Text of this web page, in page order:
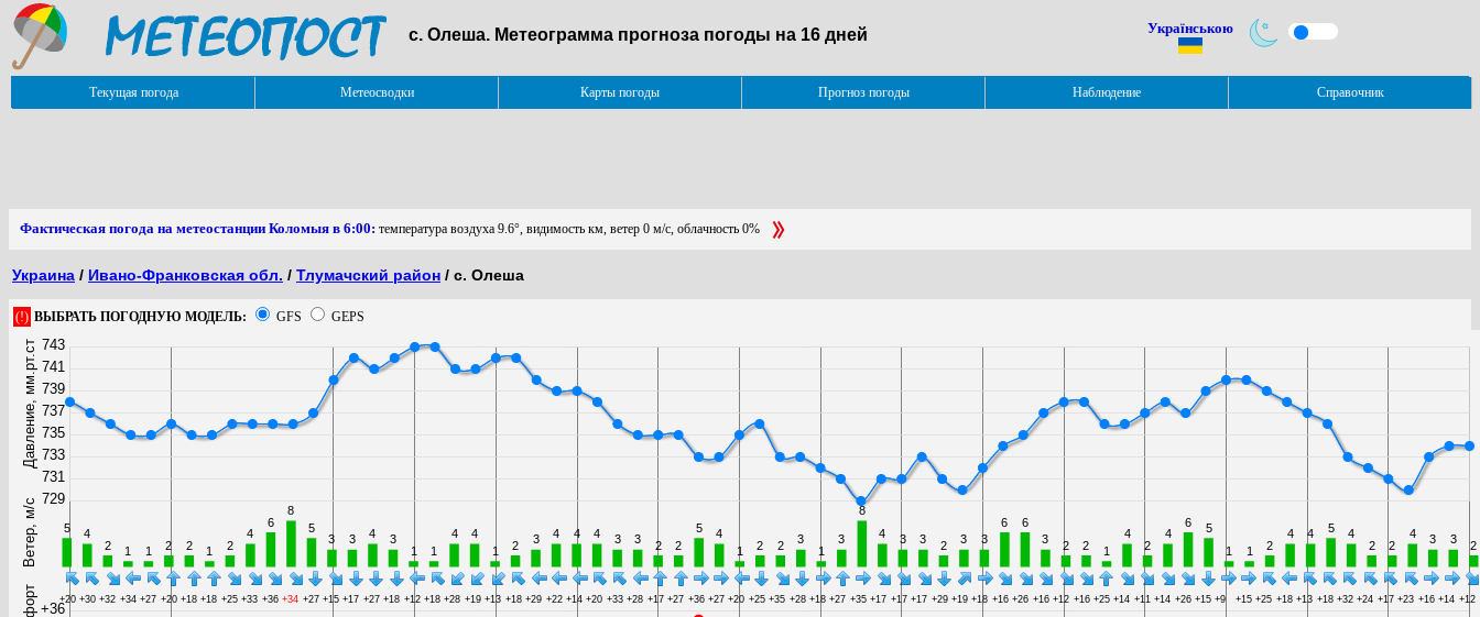
с. Олеша. Метеограмма прогноза погоды на 16 дней Українською
Текущая погода Метеосводки Карты погоды Прогноз погоды Наблюдение Справочник
Фактическая погода на метеостанции Коломыя в 6:00: температура воздуха 9.6°, видимость км, ветер 0 м/с, облачность 0%
Украина / Ивано-Франковская обл. / Тлумачский район / с. Олеша
(!) ВЫБРАТЬ ПОГОДНУЮ МОДЕЛЬ: GFS GEPS